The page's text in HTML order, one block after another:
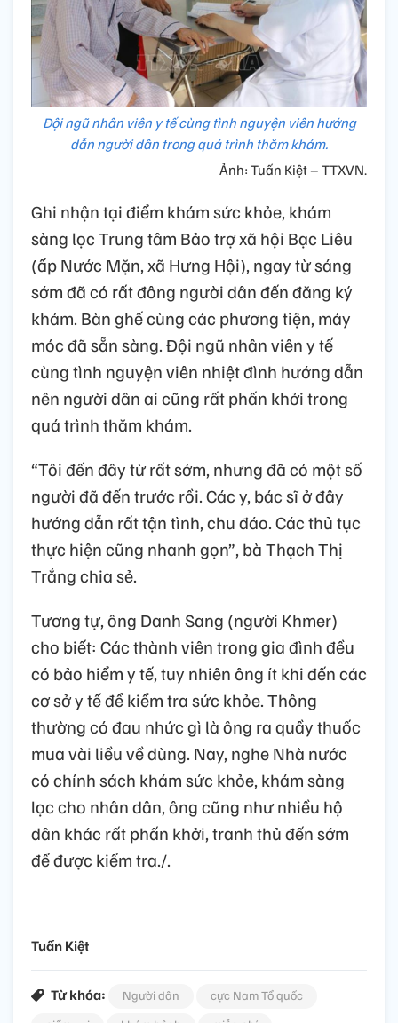
Đội ngũ nhân viên y tế cùng tình nguyện viên hướng
dẫn người dân trong quá trình thăm khám.
Ảnh: Tuấn Kiệt – TTXVN.
Ghi nhận tại điểm khám sức khỏe, khám
sàng lọc Trung tâm Bảo trợ xã hội Bạc Liêu
(ấp Nước Mặn, xã Hưng Hội), ngay từ sáng
sớm đã có rất đông người dân đến đăng ký
khám. Bàn ghế cùng các phương tiện, máy
móc đã sẵn sàng. Đội ngũ nhân viên y tế
cùng tình nguyện viên nhiệt đình hướng dẫn
nên người dân ai cũng rất phấn khởi trong
quá trình thăm khám.
“Tôi đến đây từ rất sớm, nhưng đã có một số
người đã đến trước rồi. Các y, bác sĩ ở đây
hướng dẫn rất tận tình, chu đáo. Các thủ tục
thực hiện cũng nhanh gọn”, bà Thạch Thị
Trắng chia sẻ.
Tương tự, ông Danh Sang (người Khmer)
cho biết: Các thành viên trong gia đình đều
có bảo hiểm y tế, tuy nhiên ông ít khi đến các
cơ sở y tế để kiểm tra sức khỏe. Thông
thường có đau nhức gì là ông ra quầy thuốc
mua vài liều về dùng. Nay, nghe Nhà nước
có chính sách khám sức khỏe, khám sàng
lọc cho nhân dân, ông cũng như nhiều hộ
dân khác rất phấn khởi, tranh thủ đến sớm
để được kiểm tra./.
Tuấn Kiệt
Từ khóa: Người dân
cực Nam Tổ quốc